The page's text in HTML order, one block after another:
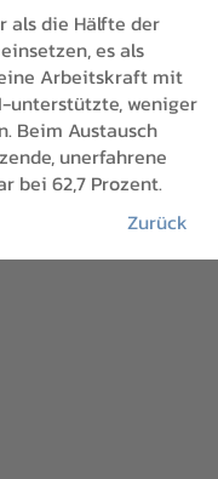
als die Hälfte der
es als
Arbeitskraft mit
unterstützte, weniger
Beim Austausch
unerfahrene
bei 62,7 Prozent.
Zurück